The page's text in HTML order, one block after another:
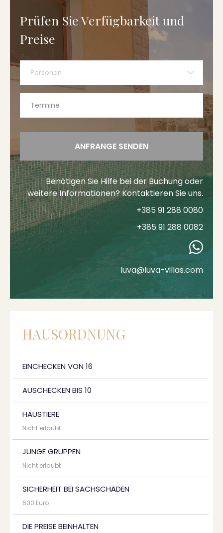
Prüfen Sie Verfügbarkeit und
Preise
Personen
ANFRANGE SENDEN
luva@luva-villas.com
Benötigen Sie Hilfe bei der Buchung oder
weitere Informationen? Kontaktieren Sie uns.
+385 91 288 0080
+385 91 288 0082
HAUSORDNUNG
EINCHECKEN VON 16
AUSCHECKEN BIS 10
HAUSTIERE
Nicht erlaubt
JUNGE GRUPPEN
Nicht erlaubt
SICHERHEIT BEI SACHSCHÄDEN
600 Euro
DIE PREISE BEINHALTEN